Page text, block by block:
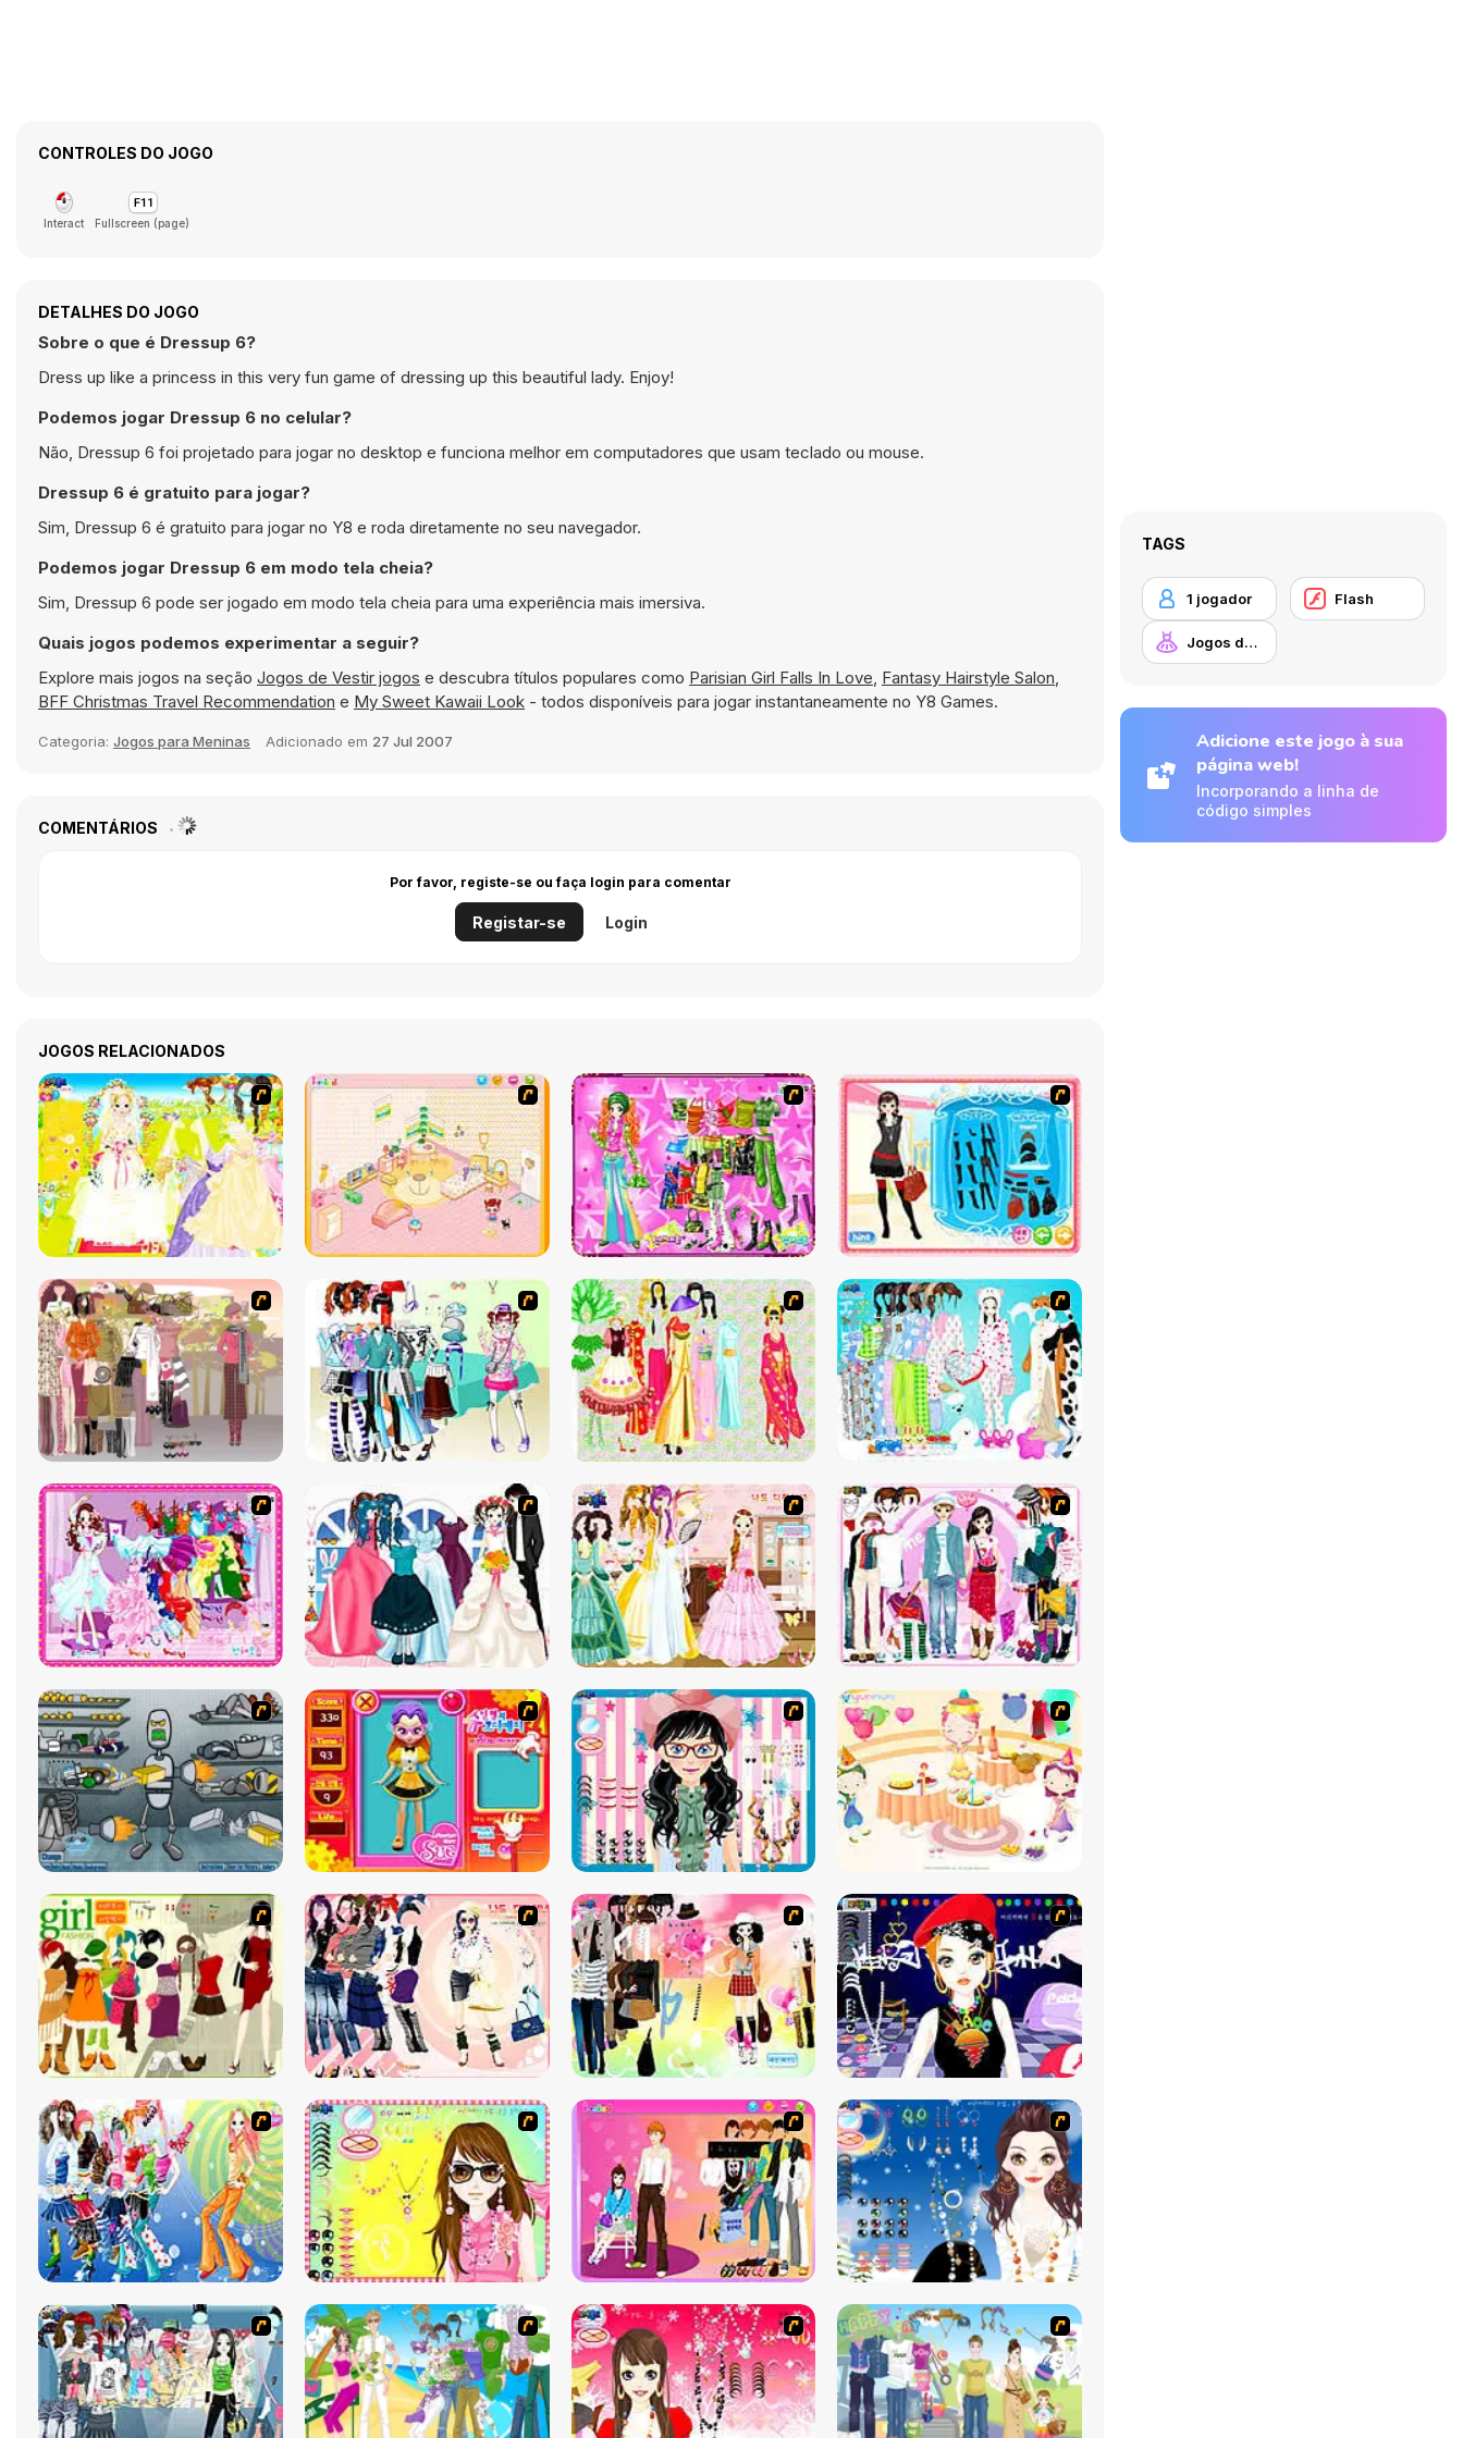
CONTROLES DO JOGO
Interact Fullscreen (page)
DETALHES DO JOGO
Sobre o que é Dressup 6?
Dress up like a princess in this very fun game of dressing up this beautiful lady. Enjoy!
Podemos jogar Dressup 6 no celular?
Não, Dressup 6 foi projetado para jogar no desktop e funciona melhor em computadores que usam teclado ou mouse.
Dressup 6 é gratuito para jogar?
Sim, Dressup 6 é gratuito para jogar no Y8 e roda diretamente no seu navegador.
Podemos jogar Dressup 6 em modo tela cheia?
Sim, Dressup 6 pode ser jogado em modo tela cheia para uma experiência mais imersiva.
Quais jogos podemos experimentar a seguir?
Explore mais jogos na seção Jogos de Vestir jogos e descubra títulos populares como Parisian Girl Falls In Love, Fantasy Hairstyle Salon,
BFF Christmas Travel Recommendation e My Sweet Kawaii Look - todos disponíveis para jogar instantaneamente no Y8 Games.
Categoria: Jogos para Meninas Adicionado em 27 Jul 2007
COMENTÁRIOS
Por favor, registe-se ou faça login para comentar
Registar-se Login
JOGOS RELACIONADOS
TAGS
1 jogador Flash
Jogos de Vestir
Adicione este jogo à sua
página web!
Incorporando a linha de
código simples